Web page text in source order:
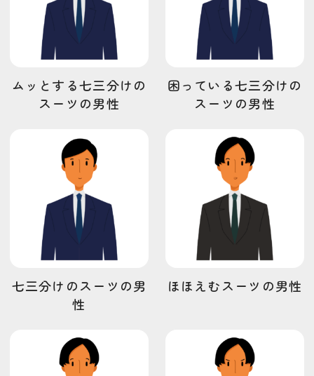
ムッとする七三分けの
スーツの男性
困っている七三分けの
スーツの男性
七三分けのスーツの男
性
ほほえむスーツの男性